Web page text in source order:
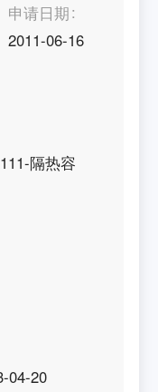
申请日期
2011-06-16
隔热容
04-20